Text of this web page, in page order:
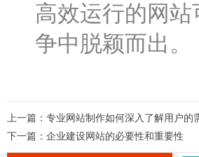
高效运行的网
争中脱颖而出。
上一篇： 专业网站制作如何深入了解用户的
下一篇： 企业建设网站的必要性和重要性